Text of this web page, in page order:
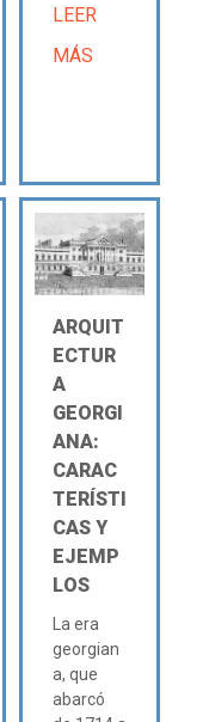
LEER
MÁS
ARQUIT
ECTUR
A
GEORGI
ANA:
CARAC
TERÍSTI
CAS Y
EJEMP
LOS
La era
georgian
a, que
abarcó